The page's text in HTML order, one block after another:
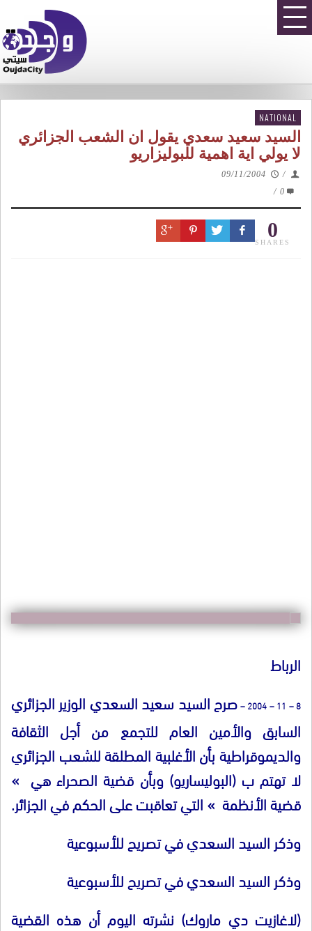
NATIONAL
السيد سعيد سعدي يقول ان الشعب الجزائري
لا يولي اية اهمية للبوليزاريو
/
09/11/2004
0
/
0
SHARES
الرباط
8 – 11 – 2004 –
صرح السيد سعيد السعدي الوزير الجزائري
السابق والأمين العام للتجمع من أجل الثقافة
والديموقراطية بأن الأغلبية المطلقة للشعب الجزائري
لا تهتم ب(البوليساريو)وبأن قضية الصحراء هي »
قضية الأنظمة »التي تعاقبت على الحكم في الجزائر.
وذكر السيد السعدي في تصريح للأسبوعية
وذكر السيد السعدي في تصريح للأسبوعية
(لاغازيت دي ماروك) نشرته اليوم أن هذه القضية